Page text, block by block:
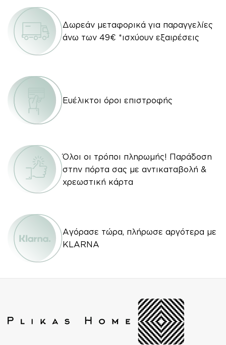
Δωρεάν μεταφορικά για παραγγελίες
άνω των 49€ *ισχύουν εξαιρέσεις
Ευέλικτοι όροι επιστροφής
Όλοι οι τρόποι πληρωμής! Παράδοση
στην πόρτα σας με αντικαταβολή &
χρεωστική κάρτα
Αγόρασε τώρα, πλήρωσε αργότερα με
KLARNA